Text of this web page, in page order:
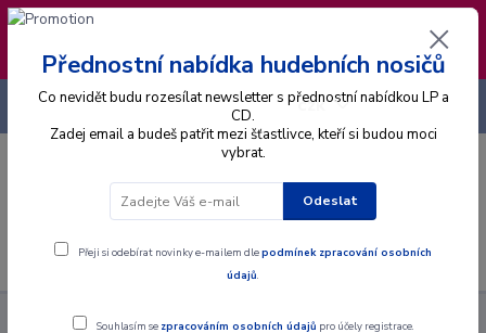
❣️ Od 4.8. do 13.8. čerpám dovolenou. Datum
expedice objednávek se posouvá na pátek
14.8.2026 🐋
Menu
CZK
+420 725 736 293
Alba Gramodesky
The Manhattan Transfer - The Best Of The
Přednostní nabídka hudebních nosičů
Co nevidět budu rozesílat newsletter s přednostní nabídkou LP a
CD.
Zadej email a budeš patřit mezi šťastlivce, kteří si budou moci
vybrat.
Odeslat
Přeji si odebírat novinky e-mailem dlepodmínek zpracování osobních
údajů.
Souhlasím se zpracováním osobních údajů pro účely registrace.